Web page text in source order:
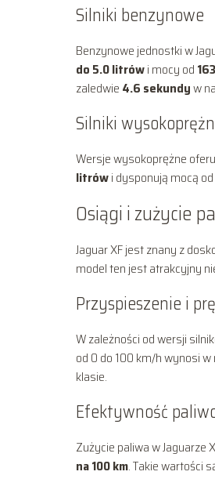
Silniki benzynowe
Benzynowe jednostki w
do 5.0 litrówi mocy od
zaledwie 4.6 sekundyw
Silniki
Wersje wysokoprężne
litrówi dysponują mocą od
Osiągi i zużycie
Jaguar XF jest znany z
model ten jest atrakcyjny
Przyspieszenie i
W zależności od wersji
od 0 do 100 km/h wynosi
klasie.
Efektywność
Zużycie paliwa w Jaguarze
na 100 km. Takie wartości